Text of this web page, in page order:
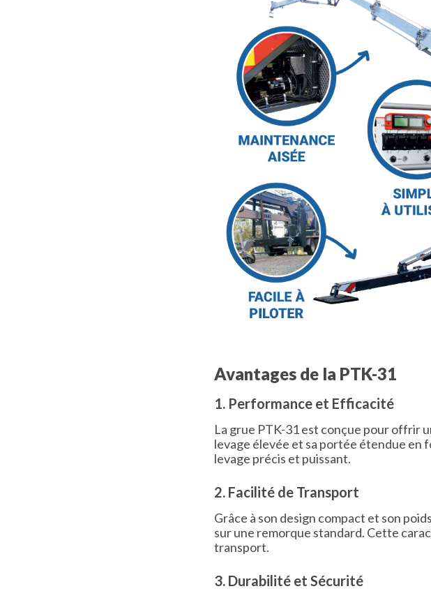
Avantages de la PTK-31
1. Performance et Efficacité
La grue PTK-31 est conçue pour offrir
levage élevée et sa portée étendue en
levage précis et puissant.
2. Facilité de Transport
Grâce à son design compact et son
sur une remorque standard. Cette
transport.
3. Durabilité et Sécurité